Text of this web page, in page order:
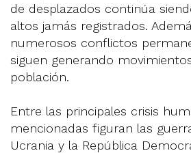
de desplazados continúa
altos jamás registrados.
numerosos conflictos
siguen generando
población.
Entre las principales crisis
mencionadas figuran las
Ucrania y la República